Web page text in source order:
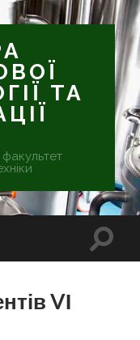
ТА
факультет
VІ